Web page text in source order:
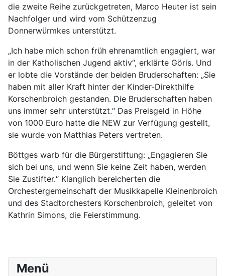
Menü
die zweite Reihe zurückgetreten, Marco Heuter ist sein
Nachfolger und wird vom Schützenzug
Donnerwürmkes unterstützt.
„Ich habe mich schon früh ehrenamtlich engagiert, war
in der Katholischen Jugend aktiv“, erklärte Göris. Und
er lobte die Vorstände der beiden Bruderschaften: „Sie
haben mit aller Kraft hinter der Kinder-Direkthilfe
Korschenbroich gestanden. Die Bruderschaften haben
uns immer sehr unterstützt.“ Das Preisgeld in Höhe
von 1000 Euro hatte die NEW zur Verfügung gestellt,
sie wurde von Matthias Peters vertreten.
Böttges warb für die Bürgerstiftung: „Engagieren Sie
sich bei uns, und wenn Sie keine Zeit haben, werden
Sie Zustifter.“ Klanglich bereicherten die
Orchestergemeinschaft der Musikkapelle Kleinenbroich
und des Stadtorchesters Korschenbroich, geleitet von
Kathrin Simons, die Feierstimmung.